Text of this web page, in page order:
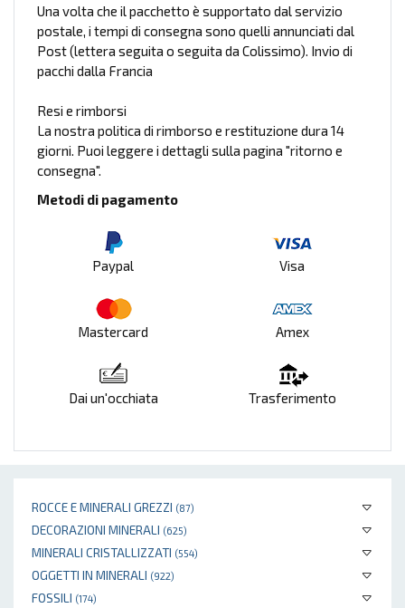
ROCCE E MINERALI GREZZI (87)
DECORAZIONI MINERALI (625)
MINERALI CRISTALLIZZATI (554)
OGGETTI IN MINERALI (922)
FOSSILI (174)
Una volta che il pacchetto è supportato dal servizio
postale, i tempi di consegna sono quelli annunciati dal
Post (lettera seguita o seguita da Colissimo). Invio di
pacchi dalla Francia
Resi e rimborsi
La nostra politica di rimborso e restituzione dura 14
giorni. Puoi leggere i dettagli sulla pagina "ritorno e
consegna".
Metodi di pagamento
Paypal Visa
Mastercard Amex
Dai un'occhiata Trasferimento